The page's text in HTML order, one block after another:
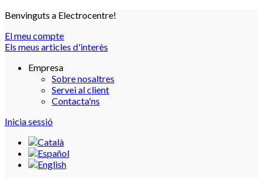
Benvinguts a Electrocentre!
El meu compte
Els meus articles d'interès
Empresa
Sobre nosaltres
Servei al client
Contacta'ns
Inicia sessió